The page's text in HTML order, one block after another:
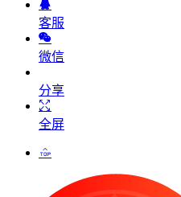
客服
微信
分享
全屏